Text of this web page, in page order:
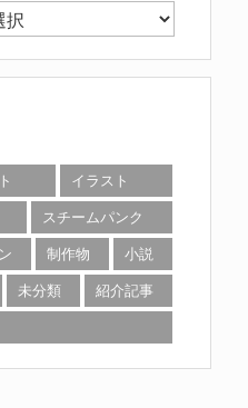
イラスト
スチームパンク
制作物
小説
未分類
紹介記事